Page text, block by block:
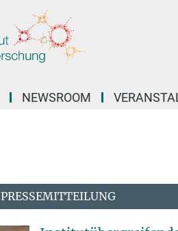
NEWSROOM
PRESSEMITTEILUNG